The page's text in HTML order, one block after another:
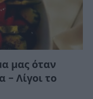
μας όταν
– Λίγοι το